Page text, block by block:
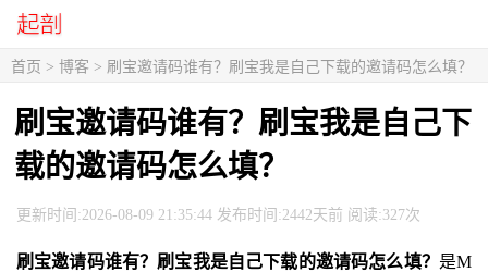
首页 > 博客 > 刷宝邀请码谁有？刷宝我是自己下载的邀请码怎么填？
刷宝邀请码谁有？刷宝我是自己下
载的邀请码怎么填？
更新时间:2026-08-09 21:35:44 发布时间:2442天前 阅读:327次
刷宝邀请码谁有？刷宝我是自己下载的邀请码怎么填？ 是M